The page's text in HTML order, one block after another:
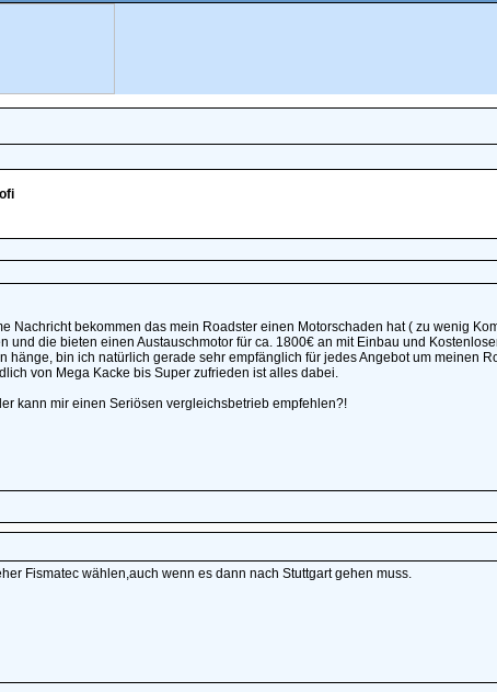
Nachricht bekommen das mein Roadster einen Motorschaden hat ( zu wenig
und die bieten einen Austauschmotor für ca. 1800€ an mit Einbau und
hänge, bin ich natürlich gerade sehr empfänglich für jedes Angebot um meinen
von Mega Kacke bis Super zufrieden ist alles dabei.
kann mir einen Seriösen vergleichsbetrieb empfehlen?!
Fismatec wählen,auch wenn es dann nach Stuttgart gehen muss.